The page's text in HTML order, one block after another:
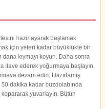
hazırlayarak başlamak
için yeteri kadar büyüklükte bir
kıymayı koyun. Daha sonra
ilave ederek yoğurmaya başlayın.
devam edin. Hazırlamış
50 dakika kadar buzdolabında
yuvarlayın. Bütün